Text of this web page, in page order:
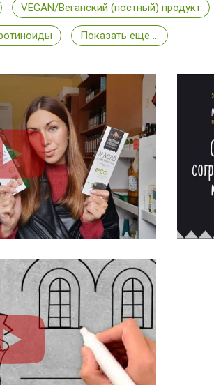
VEGAN/Веганский (постный) продукт
Показать еще ...